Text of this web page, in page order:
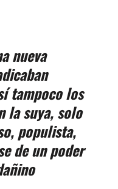
nueva
tampoco los
la suya, solo
populista,
de un poder